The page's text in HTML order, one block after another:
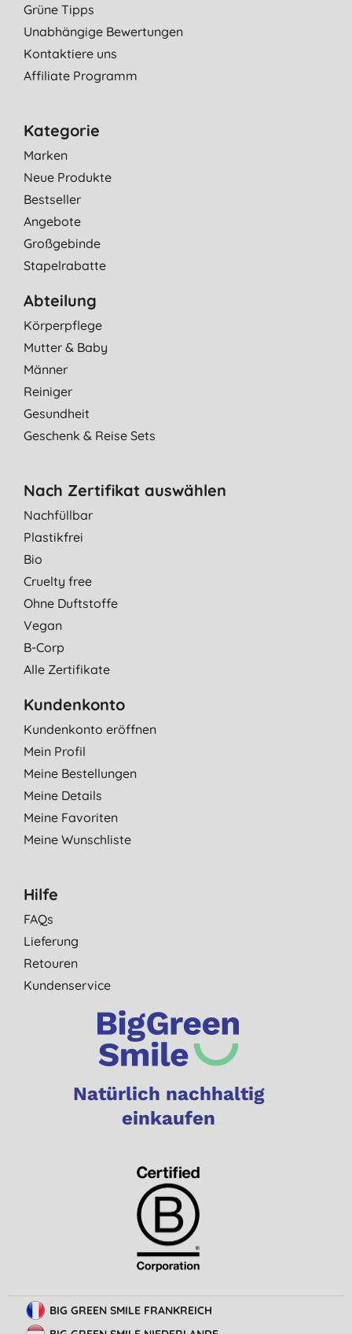
Grüne Tipps
Unabhängige Bewertungen
Kontaktiere uns
Affiliate Programm
Kategorie
Marken
Neue Produkte
Bestseller
Angebote
Großgebinde
Stapelrabatte
Abteilung
Körperpflege
Mutter & Baby
Männer
Reiniger
Gesundheit
Geschenk & Reise Sets
Nach Zertifikat auswählen
Nachfüllbar
Plastikfrei
Bio
Cruelty free
Ohne Duftstoffe
Vegan
B-Corp
Alle Zertifikate
Kundenkonto
Kundenkonto eröffnen
Mein Profil
Meine Bestellungen
Meine Details
Meine Favoriten
Meine Wunschliste
Hilfe
FAQs
Lieferung
Retouren
Kundenservice
Natürlich nachhaltig
einkaufen
BIG GREEN SMILE FRANKREICH